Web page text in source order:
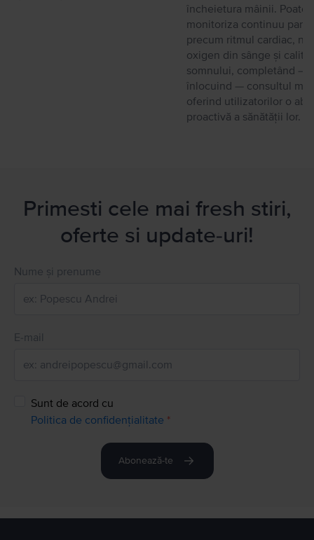
încheietura mâinii. Poate
monitoriza continuu
precum ritmul cardiac,
oxigen din sânge și
somnului, completând —
înlocuind — consultul
oferind utilizatorilor o
proactivă a sănătății lor.
Primesti cele mai fresh stiri,
oferte si update-uri!
Nume și prenume
E-mail
Sunt de acord cu
Politica de confidențialitate *
Abonează-te